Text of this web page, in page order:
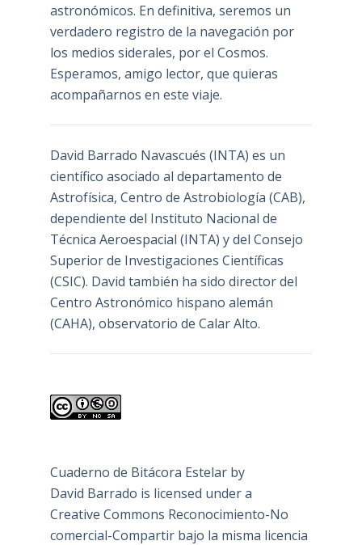
astronómicos. En definitiva, seremos un
verdadero registro de la navegación por
los medios siderales, por el Cosmos.
Esperamos, amigo lector, que quieras
acompañarnos en este viaje.
David Barrado Navascués (INTA) es un
científico asociado al departamento de
Astrofísica, Centro de Astrobiología (CAB),
dependiente del Instituto Nacional de
Técnica Aeroespacial (INTA) y del Consejo
Superior de Investigaciones Científicas
(CSIC). David también ha sido director del
Centro Astronómico hispano alemán
(CAHA), observatorio de Calar Alto.
Cuaderno de Bitácora Estelarby
David Barrado is licensed under a
Creative Commons Reconocimiento-No
comercial-Compartir bajo la misma licencia